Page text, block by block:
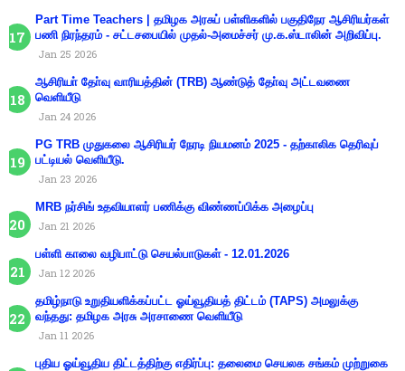
Part Time Teachers | தமிழக அரசுப் பள்ளிகளில் பகுதிநேர ஆசிரியர்கள்
பணி நிரந்தரம் - சட்டசபையில் முதல்-அமைச்சர் மு.க.ஸ்டாலின் அறிவிப்பு.
Jan 25 2026
ஆசிரியா் தோ்வு வாரியத்தின் (TRB) ஆண்டுத் தோ்வு அட்டவணை
வெளியீடு
Jan 24 2026
PG TRB முதுகலை ஆசிரியர் நேரடி நியமனம் 2025 - தற்காலிக தெரிவுப்
பட்டியல் வெளியீடு.
Jan 23 2026
MRB நர்சிங் உதவியாளர் பணிக்கு விண்ணப்பிக்க அழைப்பு
Jan 21 2026
பள்ளி காலை வழிபாட்டு செயல்பாடுகள் - 12.01.2026
Jan 12 2026
தமிழ்நாடு உறுதியளிக்கப்பட்ட ஓய்வூதியத் திட்டம் (TAPS) அமலுக்கு
வந்தது: தமிழக அரசு அரசாணை வெளியீடு
Jan 11 2026
புதிய ஓய்வூதிய திட்டத்திற்கு எதிர்ப்பு: தலைமை செயலக சங்கம் முற்றுகை